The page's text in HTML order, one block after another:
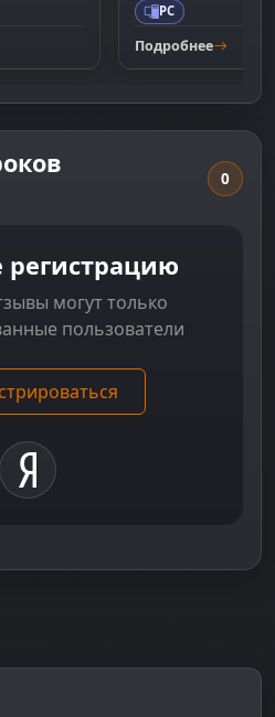
PC
Подробнее
0
регистрацию
могут только
пользователи